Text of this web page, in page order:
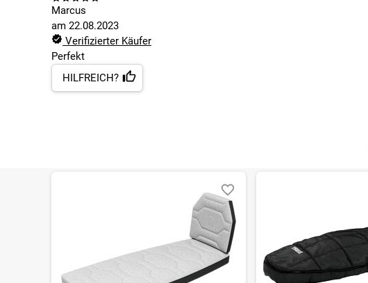
Marcus
am 22.08.2023
Verifizierter Käufer
Perfekt
HILFREICH?